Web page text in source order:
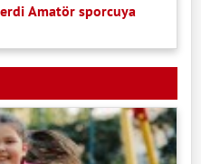
Amatör sporcuya